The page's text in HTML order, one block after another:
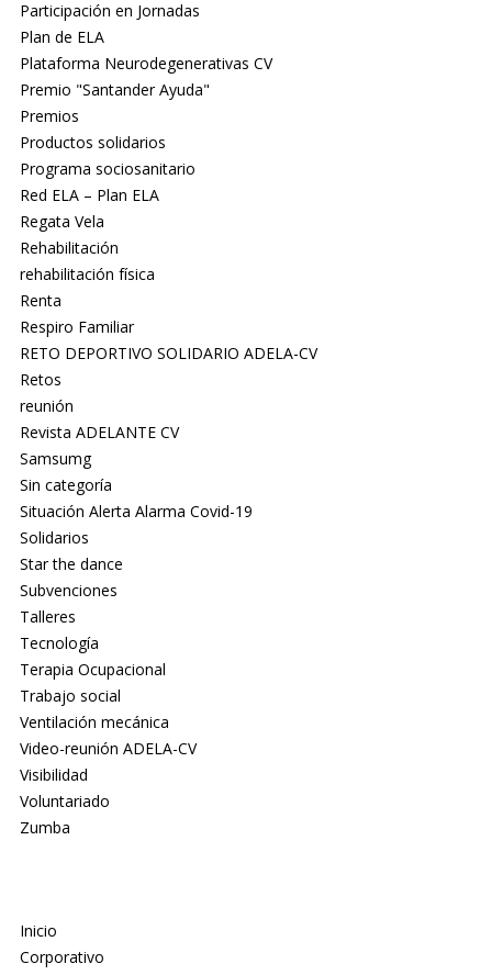
Participación en Jornadas
Plan de ELA
Plataforma Neurodegenerativas CV
Premio "Santander Ayuda"
Premios
Productos solidarios
Programa sociosanitario
Red ELA – Plan ELA
Regata Vela
Rehabilitación
rehabilitación física
Renta
Respiro Familiar
RETO DEPORTIVO SOLIDARIO ADELA-CV
Retos
reunión
Revista ADELANTE CV
Samsumg
Sin categoría
Situación Alerta Alarma Covid-19
Solidarios
Star the dance
Subvenciones
Talleres
Tecnología
Terapia Ocupacional
Trabajo social
Ventilación mecánica
Video-reunión ADELA-CV
Visibilidad
Voluntariado
Zumba
Inicio
Corporativo